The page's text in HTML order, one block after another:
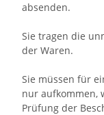
absenden.
Sie tragen die
der Waren.
Sie müssen für
nur aufkommen,
Prüfung der